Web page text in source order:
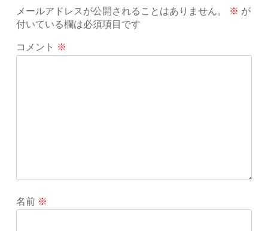
メールアドレスが公開されることはありません。 ※ が
付いている欄は必須項目です
コメント ※
名前 ※